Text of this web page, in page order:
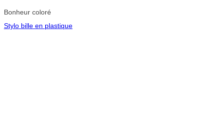
Bonheur coloré
Stylo bille en plastique